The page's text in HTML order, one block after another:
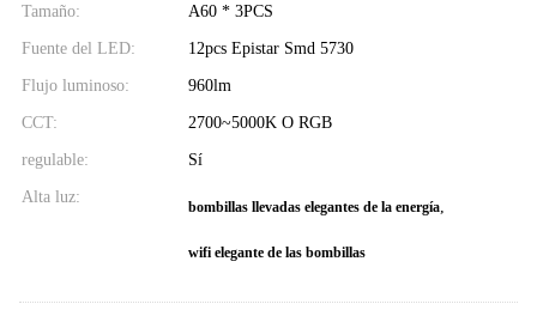
Tamaño: A60 * 3PCS
Fuente del LED: 12pcs Epistar Smd 5730
Flujo luminoso: 960lm
CCT: 2700~5000K O RGB
regulable: Sí
Alta luz:
bombillas llevadas elegantes de la energía,
wifi elegante de las bombillas